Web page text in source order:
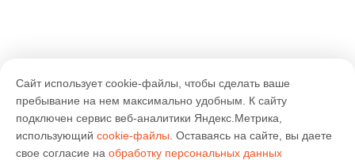
Сайт использует cookie-файлы, чтобы сделать ваше
пребывание на нем максимально удобным. К cайту
подключен сервис веб-аналитики Яндекс.Метрика,
использующий cookie-файлы . Оставаясь на сайте, вы даете
свое согласие на обработку персональных данных